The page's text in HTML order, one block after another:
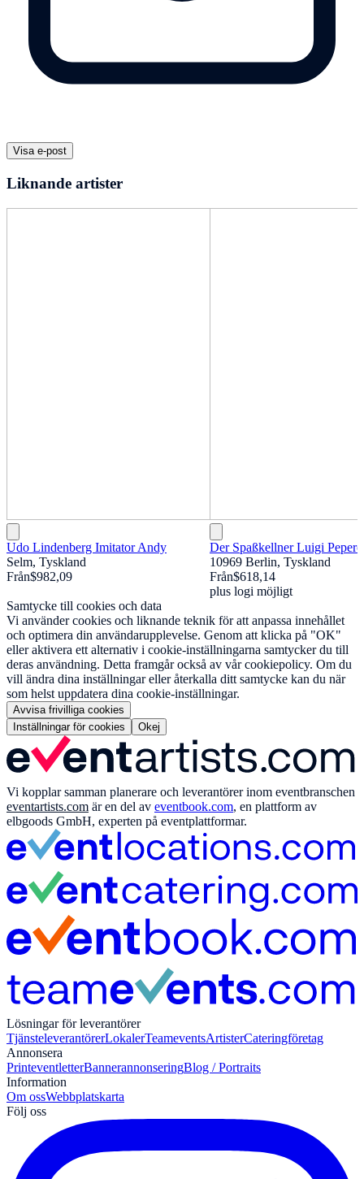
Visa e-post
Liknande artister
Udo Lindenberg Imitator Andy
Selm, Tyskland
Från$982,09
Der Spaßkellner Luigi
10969 Berlin, Tyskland
Från$618,14
plus logi möjligt
Samtycke till cookies och data
Vi använder cookies och liknande teknik för att anpassa innehållet
och optimera din användarupplevelse. Genom att klicka på "OK"
eller aktivera ett alternativ i cookie-inställningarna samtycker du till
deras användning. Detta framgår också av vår cookiepolicy. Om du
vill ändra dina inställningar eller återkalla ditt samtycke kan du när
som helst uppdatera dina cookie-inställningar.
Avvisa frivilliga cookies
Inställningar för cookies
Okej
Vi kopplar samman planerare och leverantörer inom eventbranschen
eventartists.com är en del av eventbook.com, en plattform av
elbgoods GmbH, experten på eventplattformar.
Lösningar för leverantörer
TjänsteleverantörerLokalerTeameventsArtisterCateringföretag
Annonsera
PrinteventletterBannerannonseringBlog / Portraits
Information
Om ossWebbplatskarta
Följ oss